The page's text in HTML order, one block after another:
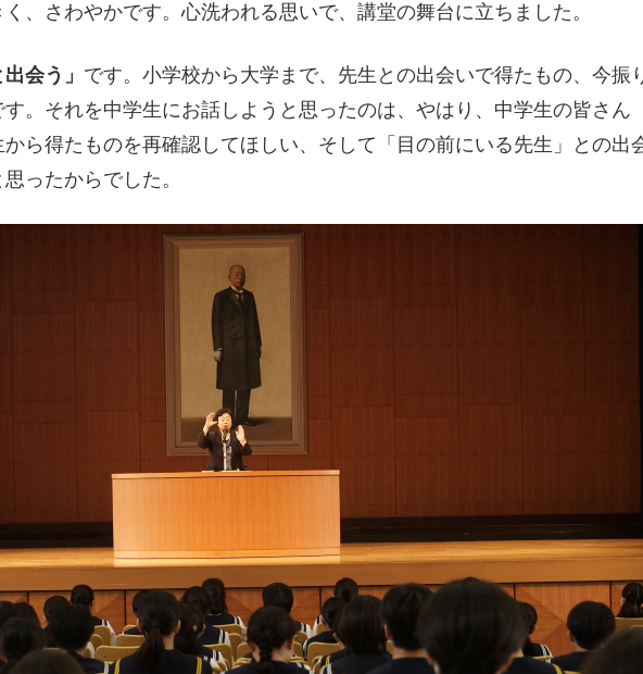
、さわやかです。心洗われる思いで、講堂の舞台に立ちました。
出会う」 です。小学校から大学まで、先生との出会いで得たもの、今振
。それを中学生にお話しようと思ったのは、やはり、中学生の皆さん
ら得たものを再確認してほしい、そして「目の前にいる先生」との出
ったからでした。